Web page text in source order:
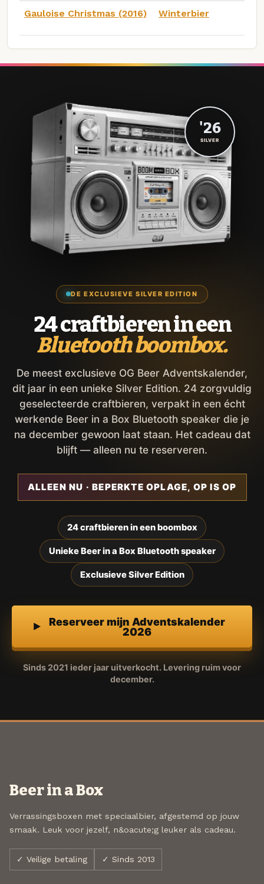
Gauloise Christmas (2016) Winterbier
DE EXCLUSIEVE SILVER EDITION
24 craftbieren in een
Bluetooth boombox.
De meest exclusieve OG Beer Adventskalender,
dit jaar in een unieke Silver Edition. 24 zorgvuldig
geselecteerde craftbieren, verpakt in een écht
werkende Beer in a Box Bluetooth speaker die je
na december gewoon laat staan. Het cadeau dat
blijft — alleen nu te reserveren.
ALLEEN NU · BEPERKTE OPLAGE, OP IS OP
24 craftbieren in een boombox
Unieke Beer in a Box Bluetooth speaker
Exclusieve Silver Edition
Reserveer mijn Adventskalender
2026
Sinds 2021 ieder jaar uitverkocht. Levering ruim voor
december.
'26
SILVER
Beer in a Box
Verrassingsboxen met speciaalbier, afgestemd op jouw
smaak. Leuk voor jezelf, n&oacute;g leuker als cadeau.
✓ Veilige betaling ✓ Sinds 2013